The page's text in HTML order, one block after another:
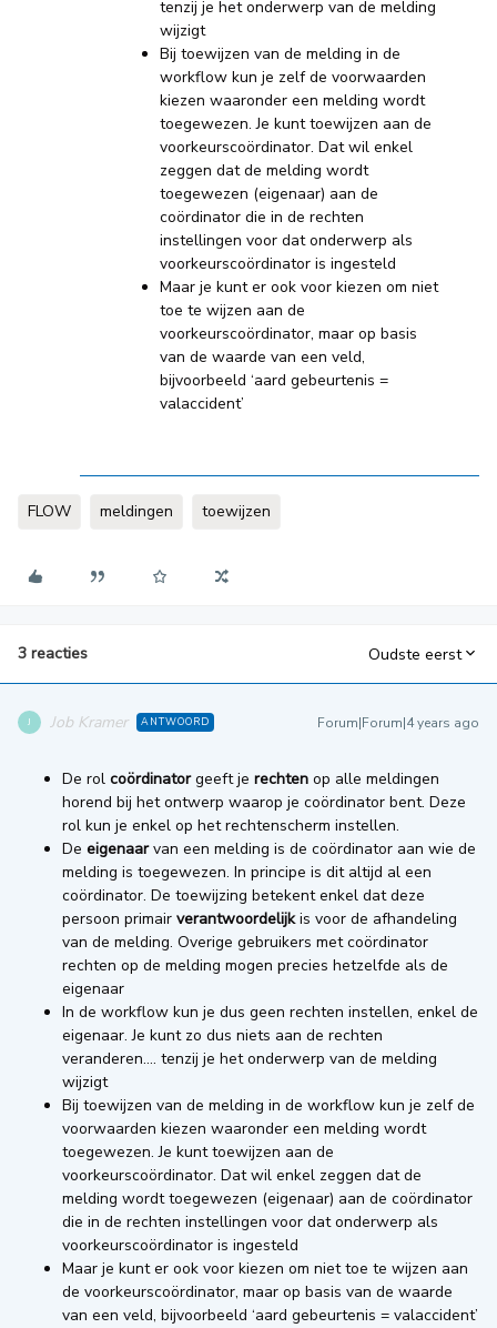
tenzij je het onderwerp van de melding
wijzigt
Bij toewijzen van de melding in de
workflow kun je zelf de voorwaarden
kiezen waaronder een melding wordt
toegewezen. Je kunt toewijzen aan de
voorkeurscoördinator. Dat wil enkel
zeggen dat de melding wordt
toegewezen (eigenaar) aan de
coördinator die in de rechten
instellingen voor dat onderwerp als
voorkeurscoördinator is ingesteld
Maar je kunt er ook voor kiezen om niet
toe te wijzen aan de
voorkeurscoördinator, maar op basis
van de waarde van een veld,
bijvoorbeeld ‘aard gebeurtenis =
valaccident’
FLOW meldingen toewijzen
3 reacties Oudste eerst
J Job Kramer ANTWOORD Forum|Forum|4 years ago
De rol coördinatorgeeft je rechten op alle meldingen
horend bij het ontwerp waarop je coördinator bent. Deze
rol kun je enkel op het rechtenscherm instellen.
De eigenaarvan een melding is de coördinator aan wie de
melding is toegewezen. In principe is dit altijd al een
coördinator. De toewijzing betekent enkel dat deze
persoon primair verantwoordelijkis voor de afhandeling
van de melding. Overige gebruikers met coördinator
rechten op de melding mogen precies hetzelfde als de
eigenaar
In de workflow kun je dus geen rechten instellen, enkel de
eigenaar. Je kunt zo dus niets aan de rechten
veranderen…. tenzij je het onderwerp van de melding
wijzigt
Bij toewijzen van de melding in de workflow kun je zelf de
voorwaarden kiezen waaronder een melding wordt
toegewezen. Je kunt toewijzen aan de
voorkeurscoördinator. Dat wil enkel zeggen dat de
melding wordt toegewezen (eigenaar) aan de coördinator
die in de rechten instellingen voor dat onderwerp als
voorkeurscoördinator is ingesteld
Maar je kunt er ook voor kiezen om niet toe te wijzen aan
de voorkeurscoördinator, maar op basis van de waarde
van een veld, bijvoorbeeld ‘aard gebeurtenis = valaccident’